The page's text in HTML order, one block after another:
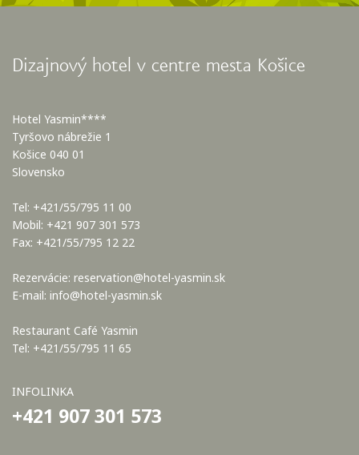
Dizajnový hotel v centre mesta Košice
Hotel Yasmin****
Tyršovo nábrežie 1
Košice 040 01
Slovensko
Tel: +421/55/795 11 00
Mobil: +421 907 301 573
Fax: +421/55/795 12 22
Rezervácie: reservation@hotel-yasmin.sk
E-mail: info@hotel-yasmin.sk
Restaurant Café Yasmin
Tel: +421/55/795 11 65
INFOLINKA
+421 907 301 573